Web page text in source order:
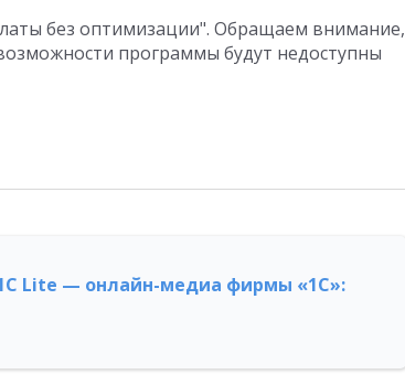
без оптимизации". Обращаем внимание,
программы будут недоступны
Lite — онлайн-медиа фирмы «1С»: